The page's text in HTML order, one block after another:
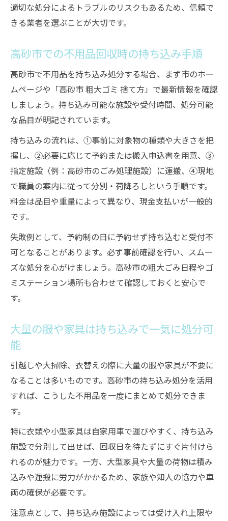
適切な処分によるトラブルのリスクもあるため、信頼で
きる業者を選ぶことが大切です。
高砂市での不用品回収時の持ち込み手順
高砂市で不用品を持ち込み処分する場合、まず市のホー
ムページや「高砂市 粗大ゴミ 捨て方」で最新情報を確認
しましょう。持ち込み可能な施設や受付時間、処分可能
な品目が明記されています。
持ち込みの流れは、①事前に対象物の種類や大きさを把
握し、②必要に応じて予約または搬入申込書を用意、③
指定施設（例：高砂市のごみ処理施設）に運搬、④現地
で職員の案内に従って分別・荷降ろしという手順です。
料金は品目や重量によって異なり、現金支払いが一般的
です。
失敗例として、予約制の日に予約せず持ち込むと受付不
可となることがあります。必ず事前確認を行い、スムー
ズな処分を心がけましょう。高砂市の粗大ごみ日程やゴ
ミステーション場所も合わせて確認しておくと安心で
す。
大量の服や家具は持ち込みで一気に処分可
能
引越しや大掃除、衣替えの際に大量の服や家具が不要に
なることは多いものです。高砂市の持ち込み処分を活用
すれば、こうした不用品を一度にまとめて処分できま
す。
特に衣類や小型家具は自家用車で運びやすく、持ち込み
施設で分別して出せば、回収日を待たずにすぐ片付けら
れるのが魅力です。一方、大型家具や大量の荷物は積み
込みや運搬に労力がかかるため、家族や知人の協力や車
両の確保が必要です。
注意点として、持ち込み施設によっては受け入れ上限や